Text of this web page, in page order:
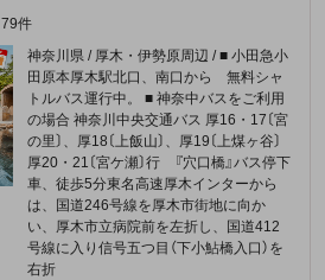
79件
神奈川県 / 厚木・伊勢原周辺 / ■ 小田急小
田原本厚木駅北口、南口から 無料シャ
トルバス運行中。 ■ 神奈中バスをご利用
の場合 神奈川中央交通バス 厚16・17〔宮
の里〕、厚18〔上飯山〕、厚19〔上煤ヶ谷〕
厚20・21〔宮ケ瀬〕行 『穴口橋』バス停下
車、徒歩5分東名高速厚木インターから
は、国道246号線を厚木市街地に向か
い、厚木市立病院前を左折し、国道412
号線に入り信号五つ目（下小鮎橋入口）を
右折